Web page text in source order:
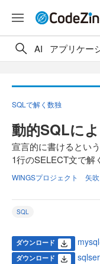
AI アプリケー
SQLで解く数独
動的SQLに
宣言的に書けるとい
1行のSELECT文で解
WINGSプロジェクト 矢吹
SQL
ダウンロード
ダウンロード